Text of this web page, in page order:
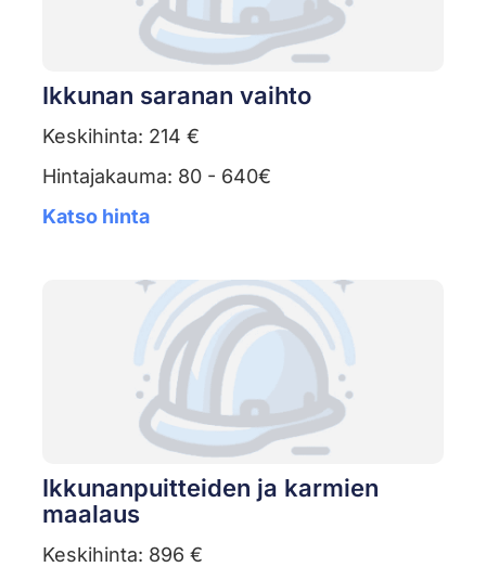
Ikkunan saranan vaihto
Keskihinta: 214 €
Hintajakauma: 80 - 640€
Katso hinta
Ikkunanpuitteiden ja karmien
maalaus
Keskihinta: 896 €